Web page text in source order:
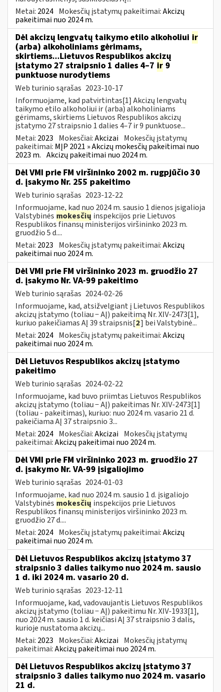
Metai: 2024 Mokesčių įstatymų pakeitimai:Akcizų
pakeitimai nuo 2024 m.
Dėl akcizų lengvatų taikymo etilo alkoholiui ir
(arba) alkoholiniams gėrimams,
skirtiems...Lietuvos Respublikos akcizų
įstatymo 27 straipsnio 1 dalies 4–7 ir 9
punktuose nurodytiems
Web turinio sąrašas 2023-10-17
Informuojame, kad patvirtintas[1] Akcizų lengvatų
taikymo etilo alkoholiui ir (arba) alkoholiniams
gėrimams, skirtiems Lietuvos Respublikos akcizų
įstatymo 27 straipsnio 1 dalies 4–7 ir 9 punktuose...
Metai: 2023 Mokesčiai:Akcizai Mokesčių įstatymų
pakeitimai: MĮP 2021 » Akcizų mokesčių pakeitimai nuo
2023 m. Akcizų pakeitimai nuo 2024 m.
Dėl VMI prie FM viršininko 2002 m. rugpjūčio 30
d. įsakymo Nr. 255 pakeitimo
Web turinio sąrašas 2023-12-22
Informuojame, kad nuo 2024 m. sausio 1 dienos įsigalioja
Valstybinės mokesčių inspekcijos prie Lietuvos
Respublikos finansų ministerijos viršininko 2023 m.
gruodžio 5 d....
Metai: 2023 Mokesčių įstatymų pakeitimai:Akcizų
pakeitimai nuo 2024 m.
Dėl VMI prie FM viršininko 2023 m. gruodžio 27
d. įsakymo Nr. VA-99 pakeitimo
Web turinio sąrašas 2024-02-26
Informuojame, kad, atsižvelgiant į Lietuvos Respublikos
akcizų įstatymo (toliau − AĮ) pakeitimą Nr. XIV-2473[1],
kuriuo pakeičiamas AĮ 39 straipsnis[2] bei Valstybinė...
Metai: 2024 Mokesčių įstatymų pakeitimai:Akcizų
pakeitimai nuo 2024 m.
Dėl Lietuvos Respublikos akcizų įstatymo
pakeitimo
Web turinio sąrašas 2024-02-22
Informuojame, kad buvo priimtas Lietuvos Respublikos
akcizų įstatymo (toliau − AĮ) pakeitimas Nr. XIV-2473[1]
(toliau - pakeitimas), kuriuo: nuo 2024 m. vasario 21 d.
pakeičiama AĮ 37 straipsnio 3...
Metai: 2024 Mokesčiai:Akcizai Mokesčių įstatymų
pakeitimai:Akcizų pakeitimai nuo 2024 m.
Dėl VMI prie FM viršininko 2023 m. gruodžio 27
d. įsakymo Nr. VA-99 įsigaliojimo
Web turinio sąrašas 2024-01-03
Informuojame, kad nuo 2024 m. sausio 1 d. įsigaliojo
Valstybinės mokesčių inspekcijos prie Lietuvos
Respublikos finansų ministerijos viršininko 2023 m.
gruodžio 27 d....
Metai: 2024 Mokesčių įstatymų pakeitimai:Akcizų
pakeitimai nuo 2024 m.
Dėl Lietuvos Respublikos akcizų įstatymo 37
straipsnio 3 dalies taikymo nuo 2024 m. sausio
1 d. iki 2024 m. vasario 20 d.
Web turinio sąrašas 2023-12-11
Informuojame, kad, vadovaujantis Lietuvos Respublikos
akcizų įstatymo (toliau − AĮ) pakeitimu Nr. XIV-1933[1],
nuo 2024 m. sausio 1 d. keičiasi AĮ 37 straipsnio 3 dalis,
kurioje nustatoma akcizų...
Metai: 2023 Mokesčiai:Akcizai Mokesčių įstatymų
pakeitimai:Akcizų pakeitimai nuo 2024 m.
Dėl Lietuvos Respublikos akcizų įstatymo 37
straipsnio 3 dalies taikymo nuo 2024 m. vasario
21 d.